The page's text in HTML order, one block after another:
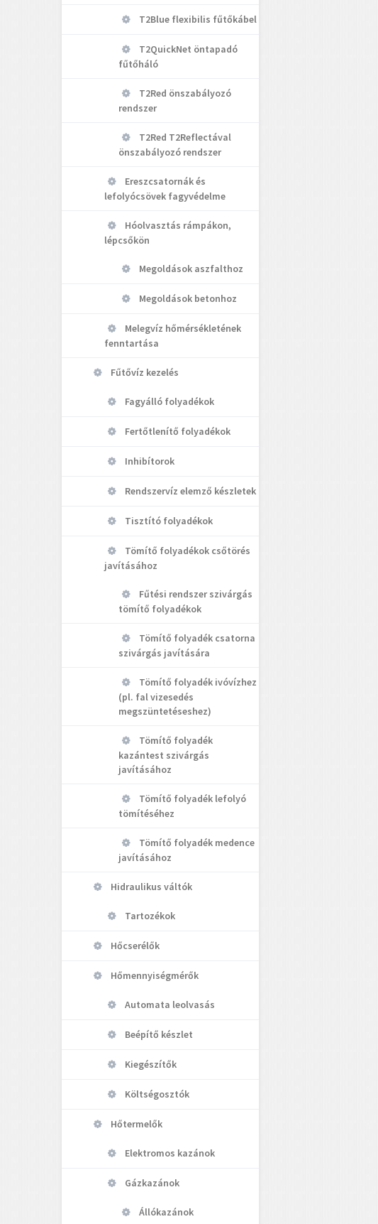
T2Blue flexibilis fűtőkábel
T2QuickNet öntapadó
fűtőháló
T2Red önszabályozó
rendszer
T2Red T2Reflectával
önszabályozó rendszer
Ereszcsatornák és
lefolyócsövek fagyvédelme
Hóolvasztás rámpákon,
lépcsőkön
Megoldások aszfalthoz
Megoldások betonhoz
Melegvíz hőmérsékletének
fenntartása
Fűtővíz kezelés
Fagyálló folyadékok
Fertőtlenítő folyadékok
Inhibítorok
Rendszervíz elemző készletek
Tisztító folyadékok
Tömítő folyadékok csőtörés
javításához
Fűtési rendszer szivárgás
tömítő folyadékok
Tömítő folyadék csatorna
szivárgás javítására
Tömítő folyadék ivóvízhez
(pl. fal vizesedés
megszüntetéseshez)
Tömítő folyadék
kazántest szivárgás
javításához
Tömítő folyadék lefolyó
tömítéséhez
Tömítő folyadék medence
javításához
Hidraulikus váltók
Tartozékok
Hőcserélők
Hőmennyiségmérők
Automata leolvasás
Beépítő készlet
Kiegészítők
Költségosztók
Hőtermelők
Elektromos kazánok
Gázkazánok
Állókazánok